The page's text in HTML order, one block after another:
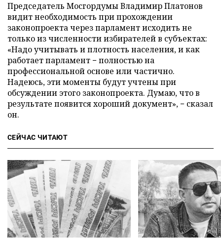
Председатель Мосгордумы Владимир Платонов
видит необходимость при прохождении
законопроекта через парламент исходить не
только из численности избирателей в субъектах:
«Надо учитывать и плотность населения, и как
работает парламент − полностью на
профессиональной основе или частично.
Надеюсь, эти моменты будут учтены при
обсуждении этого законопроекта. Думаю, что в
результате появится хороший документ», − сказал
он.
СЕЙЧАС ЧИТАЮТ